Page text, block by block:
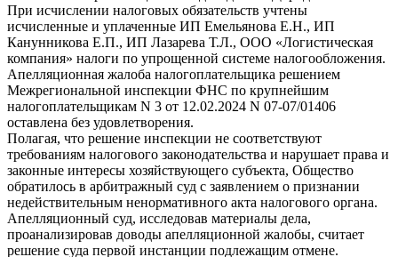
При исчислении налоговых обязательств учтены
исчисленные и уплаченные ИП Емельянова Е.Н., ИП
Канунникова Е.П., ИП Лазарева Т.Л., ООО «Логистическая
компания» налоги по упрощенной системе налогообложения.
Апелляционная жалоба налогоплательщика решением
Межрегиональной инспекции ФНС по крупнейшим
налогоплательщикам N 3 от 12.02.2024 N 07-07/01406
оставлена без удовлетворения.
Полагая, что решение инспекции не соответствуют
требованиям налогового законодательства и нарушает права и
законные интересы хозяйствующего субъекта, Общество
обратилось в арбитражный суд с заявлением о признании
недействительным ненормативного акта налогового органа.
Апелляционный суд, исследовав материалы дела,
проанализировав доводы апелляционной жалобы, считает
решение суда первой инстанции подлежащим отмене.